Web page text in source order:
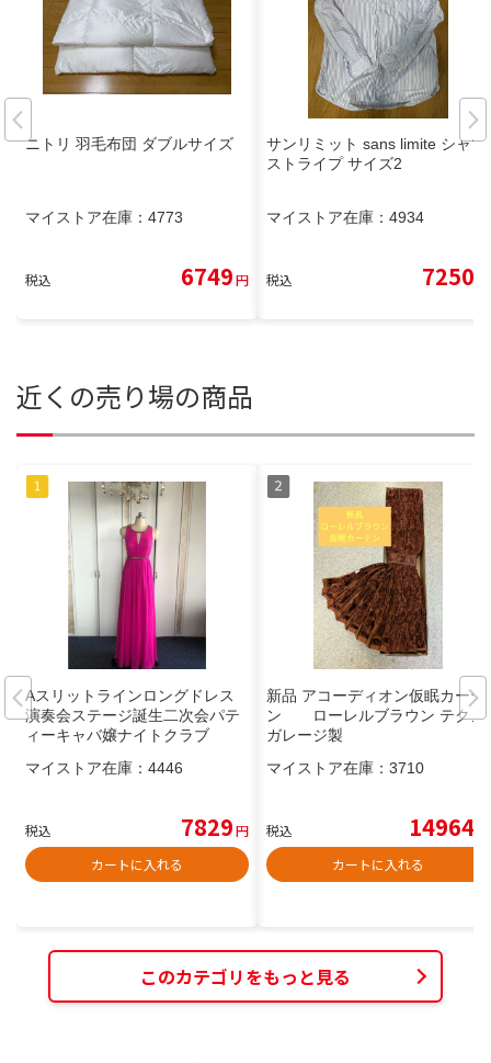
ニトリ 羽毛布団 ダブルサイズ
マイストア在庫： 4773
税込 6749円
サンリミット sans limite シャツ
ストライプ サイズ2
マイストア在庫： 4934
税込 7250
近くの売り場の商品
Aスリットラインロングドレス
演奏会ステージ誕生二次会パテ
ィーキャバ嬢ナイトクラブ
マイストア在庫： 4446
税込 7829円
カートに入れる
新品 アコーディオン仮眠カーテ
ン ローレルブラウン テクノ
ガレージ製
マイストア在庫： 3710
税込 14964
カートに入れる
このカテゴリをもっと見る